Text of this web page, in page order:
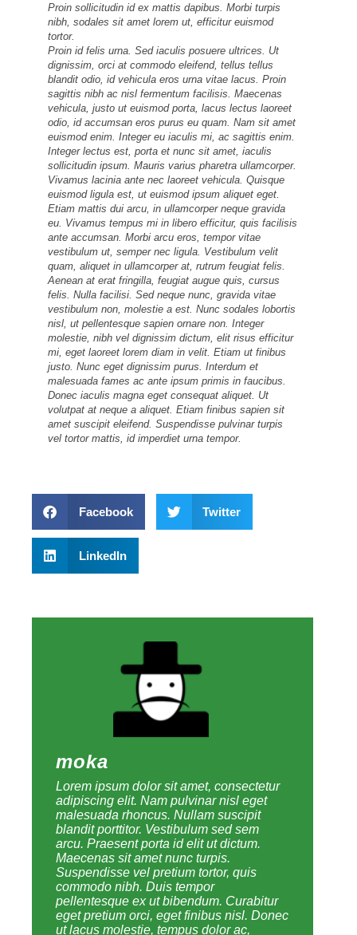
Proin sollicitudin id ex mattis dapibus. Morbi turpis
nibh, sodales sit amet lorem ut, efficitur euismod
tortor.
Proin id felis urna. Sed iaculis posuere ultrices. Ut
dignissim, orci at commodo eleifend, tellus tellus
blandit odio, id vehicula eros urna vitae lacus. Proin
sagittis nibh ac nisl fermentum facilisis. Maecenas
vehicula, justo ut euismod porta, lacus lectus laoreet
odio, id accumsan eros purus eu quam. Nam sit amet
euismod enim. Integer eu iaculis mi, ac sagittis enim.
Integer lectus est, porta et nunc sit amet, iaculis
sollicitudin ipsum. Mauris varius pharetra ullamcorper.
Vivamus lacinia ante nec laoreet vehicula. Quisque
euismod ligula est, ut euismod ipsum aliquet eget.
Etiam mattis dui arcu, in ullamcorper neque gravida
eu. Vivamus tempus mi in libero efficitur, quis facilisis
ante accumsan. Morbi arcu eros, tempor vitae
vestibulum ut, semper nec ligula. Vestibulum velit
quam, aliquet in ullamcorper at, rutrum feugiat felis.
Aenean at erat fringilla, feugiat augue quis, cursus
felis. Nulla facilisi. Sed neque nunc, gravida vitae
vestibulum non, molestie a est. Nunc sodales lobortis
nisl, ut pellentesque sapien ornare non. Integer
molestie, nibh vel dignissim dictum, elit risus efficitur
mi, eget laoreet lorem diam in velit. Etiam ut finibus
justo. Nunc eget dignissim purus. Interdum et
malesuada fames ac ante ipsum primis in faucibus.
Donec iaculis magna eget consequat aliquet. Ut
volutpat at neque a aliquet. Etiam finibus sapien sit
amet suscipit eleifend. Suspendisse pulvinar turpis
vel tortor mattis, id imperdiet urna tempor.
Facebook Twitter
LinkedIn
moka
Lorem ipsum dolor sit amet, consectetur
adipiscing elit. Nam pulvinar nisl eget
malesuada rhoncus. Nullam suscipit
blandit porttitor. Vestibulum sed sem
arcu. Praesent porta id elit ut dictum.
Maecenas sit amet nunc turpis.
Suspendisse vel pretium tortor, quis
commodo nibh. Duis tempor
pellentesque ex ut bibendum. Curabitur
eget pretium orci, eget finibus nisl. Donec
ut lacus molestie, tempus dolor ac,